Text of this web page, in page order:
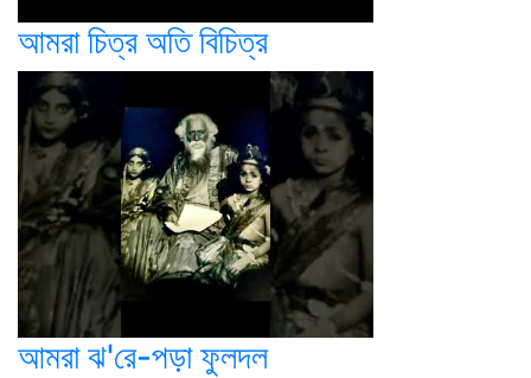
আমরা চিত্র অতি বিচিত্র
আমরা ঝ'রে-পড়া ফুলদল